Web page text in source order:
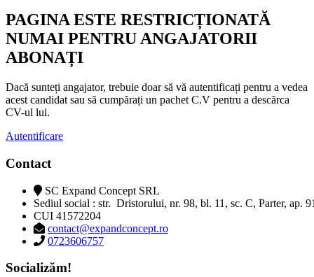
PAGINA ESTE RESTRICȚIONATĂ
NUMAI PENTRU ANGAJATORII
ABONAȚI
Dacă sunteți angajator, trebuie doar să vă autentificați pentru a vedea
acest candidat sau să cumpărați un pachet C.V pentru a descărca
CV-ul lui.
Autentificare
Contact
SC Expand Concept SRL
Sediul social : str. Dristorului, nr. 98, bl. 11, sc. C, Parter, ap.
CUI 41572204
contact@expandconcept.ro
0723606757
Socializăm!